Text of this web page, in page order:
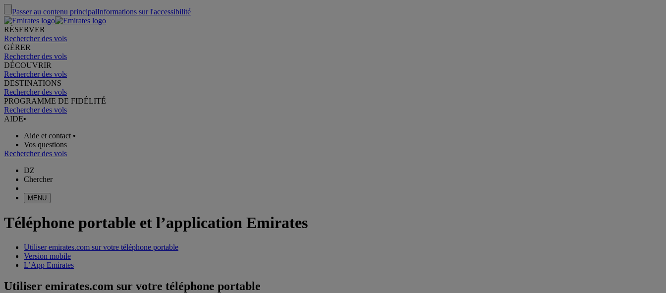
Passer au contenu principalInformations sur l'accessibilité
RÉSERVER
Rechercher des vols
GÉRER
Rechercher des vols
DÉCOUVRIR
Rechercher des vols
DESTINATIONS
Rechercher des vols
PROGRAMME DE FIDÉLITÉ
Rechercher des vols
AIDE•
Aide et contact •
Vos questions
Rechercher des vols
DZ
Chercher
MENU
Téléphone portable et l’application Emirates
Utiliser emirates.com sur votre téléphone portable
Version mobile
L’App Emirates
Utiliser emirates.com sur votre téléphone portable